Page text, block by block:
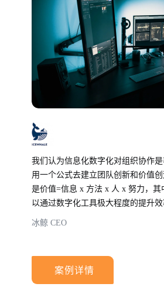
我们认为信息化数字化对组织协作
用一个公式去建立团队创新和价值
是价值=信息 x 方法 x 人 x 努力，其
以通过数字化工具极大程度的提升效
冰鲸 CEO
案例详情